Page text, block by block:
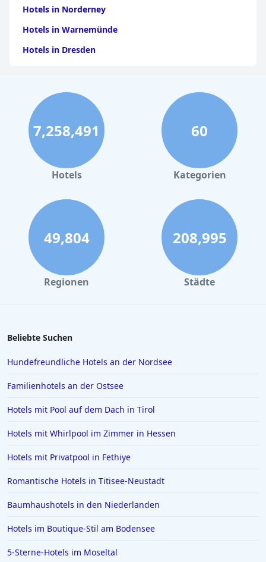
Hotels in Norderney
Hotels in Warnemünde
Hotels in Dresden
Hotels in Stuttgart
Hotels in Leipzig
Hotels in Bamberg
Hotels in Nürnberg
Hotels in Büsum
Hotels im Bayerischen Wald
Hotels in Wismar
Hotels in Langeoog
Hotels in Ulm
Hotels in Füssen
Hotels in Willingen
Hotels auf Santorin
Hotels in Ludwigsburg
Hotels in Dierhagen
Hotels in Oslo
7,258,491
Hotels
60
Kategorien
49,804
Regionen
208,995
Städte
Beliebte Suchen
Hundefreundliche Hotels an der Nordsee
Familienhotels an der Ostsee
Hotels mit Pool auf dem Dach in Tirol
Hotels mit Whirlpool im Zimmer in Hessen
Hotels mit Privatpool in Fethiye
Romantische Hotels in Titisee-Neustadt
Baumhaushotels in den Niederlanden
Hotels im Boutique-Stil am Bodensee
5-Sterne-Hotels im Moseltal